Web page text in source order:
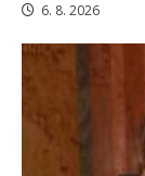
6. 8. 2026